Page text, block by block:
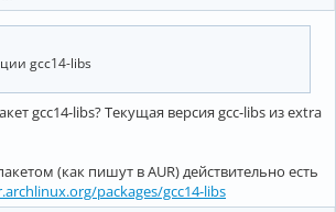
та
я
ц
gcc14-libs
gcc14-libs? Текущая версия gcc-libs из extra
(как пишут в AUR) действительно есть
packages/gcc14-libs